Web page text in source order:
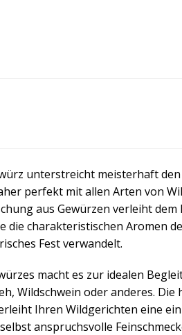
unterstreicht meisterhaft den
perfekt mit allen Arten von
aus Gewürzen verleiht dem
die charakteristischen Aromen
Fest verwandelt.
macht es zur idealen
Wildschwein oder anderes. Die
Ihren Wildgerichten eine
anspruchsvolle